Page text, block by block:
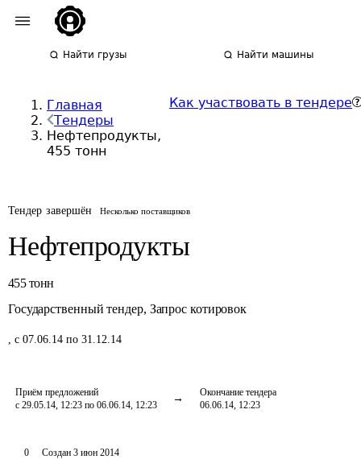
Найти грузы Найти машины
Главная
Тендеры
Нефтепродукты,
455 тонн
Как участвовать в тендере
Тендер завершён Несколько поставщиков
Нефтепродукты
455 тонн
Государственный тендер, Запрос котировок
, с 07.06.14 по 31.12.14
Приём предложений
с 29.05.14, 12:23 по 06.06.14, 12:23
Окончание тендера
06.06.14, 12:23
0 Создан 3 июн 2014